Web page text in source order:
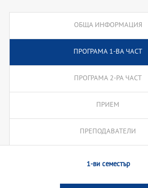
ОБЩА ИНФОРМАЦИЯ
ПРОГРАМА 1-ВА ЧАСТ
ПРОГРАМА 2-РА ЧАСТ
ПРИЕМ
ПРЕПОДАВАТЕЛИ
1-ви семестър